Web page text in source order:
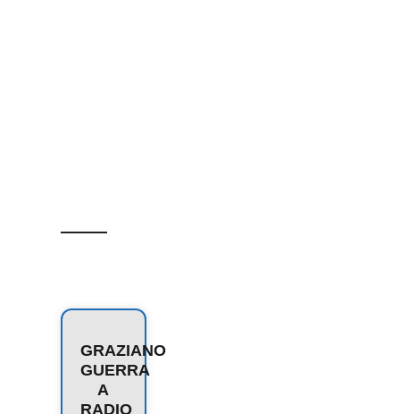
GRAZIANO
GUERRA
A
RADIO